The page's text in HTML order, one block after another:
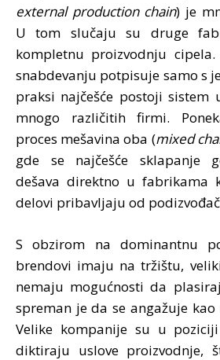
external production chain) je
U tom slučaju su druge
kompletnu proizvodnju
snabdevanju potpisuje samo s
praksi najčešće postoji sistem
mnogo različitih firmi.
proces mešavina oba (mixed
gde se najčešće sklapanje
dešava direktno u fabrikama
delovi pribavljaju od
S obzirom na dominantnu
brendovi imaju na tržištu,
nemaju mogućnosti da
spreman je da se angažuje kao
Velike kompanije su u
diktiraju uslove proizvodnje,